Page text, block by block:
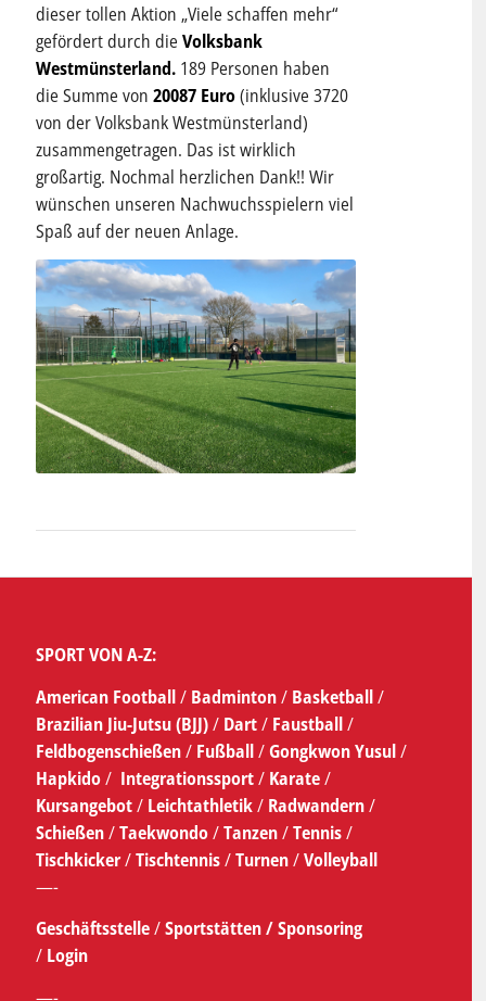
dieser tollen Aktion „Viele schaffen mehr“
gefördert durch die Volksbank
Westmünsterland.189 Personen haben
die Summe von 20087 Euro(inklusive 3720
von der Volksbank Westmünsterland)
zusammengetragen. Das ist wirklich
großartig. Nochmal herzlichen Dank!! Wir
wünschen unseren Nachwuchsspielern viel
Spaß auf der neuen Anlage.
SPORT VON A-Z:
American Football/ Badminton/ Basketball/
Brazilian Jiu-Jutsu (BJJ)/ Dart/ Faustball/
Feldbogenschießen/ Fußball/Gongkwon Yusul/
Hapkido/ Integrationssport/ Karate/
Kursangebot/Leichtathletik/ Radwandern/
Schießen/Taekwondo/Tanzen/Tennis/
Tischkicker/Tischtennis/Turnen/Volleyball
—-
Geschäftsstelle/Sportstätten /Sponsoring
/ Login